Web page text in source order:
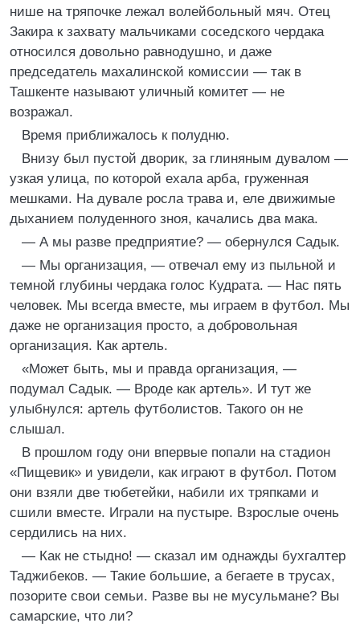
нише на тряпочке лежал волейбольный мяч. Отец
Закира к захвату мальчиками соседского чердака
относился довольно равнодушно, и даже
председатель махалинской комиссии — так в
Ташкенте называют уличный комитет — не
возражал.
Время приближалось к полудню.
Внизу был пустой дворик, за глиняным дувалом —
узкая улица, по которой ехала арба, груженная
мешками. На дувале росла трава и, еле движимые
дыханием полуденного зноя, качались два мака.
— А мы разве предприятие? — обернулся Садык.
— Мы организация, — отвечал ему из пыльной и
темной глубины чердака голос Кудрата. — Нас пять
человек. Мы всегда вместе, мы играем в футбол. Мы
даже не организация просто, а добровольная
организация. Как артель.
«Может быть, мы и правда организация, —
подумал Садык. — Вроде как артель». И тут же
улыбнулся: артель футболистов. Такого он не
слышал.
В прошлом году они впервые попали на стадион
«Пищевик» и увидели, как играют в футбол. Потом
они взяли две тюбетейки, набили их тряпками и
сшили вместе. Играли на пустыре. Взрослые очень
сердились на них.
— Как не стыдно! — сказал им однажды бухгалтер
Таджибеков. — Такие большие, а бегаете в трусах,
позорите свои семьи. Разве вы не мусульмане? Вы
самарские, что ли?